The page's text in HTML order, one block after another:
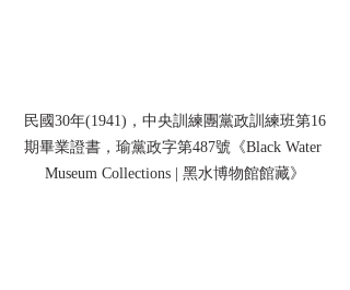
民國30年(1941)，中央訓練團黨政訓練班第16
期畢業證書，瑜黨政字第487號《Black Water
Museum Collections | 黑水博物館館藏》